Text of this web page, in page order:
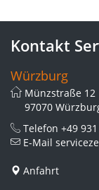
Kontakt
Würzburg
Münzstraße 12
97070
Telefon +49
E-Mail
Anfahrt